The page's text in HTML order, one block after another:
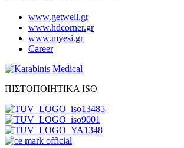
www.getwell.gr
www.hdcorner.gr
www.myesi.gr
Career
ΠΙΣΤΟΠΟΙΗΤΙΚΑ ISO